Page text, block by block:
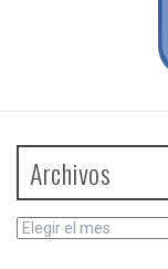
Archivos
Archivos